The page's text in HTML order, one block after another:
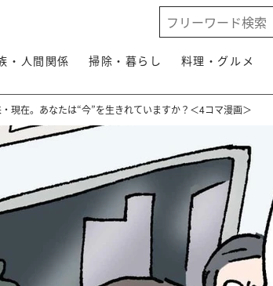
・人間関係 掃除・暮らし 料理・グルメ
現在。あなたは“今”を生きれていますか？＜4コマ漫画＞